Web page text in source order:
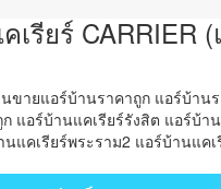
เรียร์ CARRIER
นขายแอร์บ้านราคาถูก แอร์บ้าน
แอร์บ้านแคเรียร์รังสิต แอร์บ้า
แคเรียร์พระราม2 แอร์บ้านแคเ